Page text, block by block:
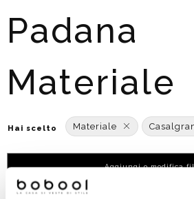
Padana
Materiale
Hai scelto Materiale
Aggiungi o modifica